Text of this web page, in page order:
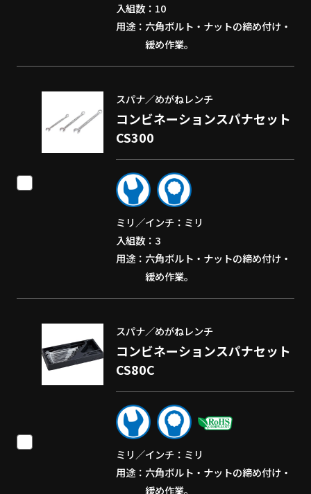
入組数
10
用途
六角ボルト・ナットの締め付け・
緩め作業。
スパナ／めがねレンチ
コンビネーションスパナセット
CS300
ミリ／インチ
ミリ
入組数
3
用途
六角ボルト・ナットの締め付け・
緩め作業。
スパナ／めがねレンチ
コンビネーションスパナセット
CS80C
ミリ／インチ
ミリ
用途
六角ボルト・ナットの締め付け・
緩め作業。